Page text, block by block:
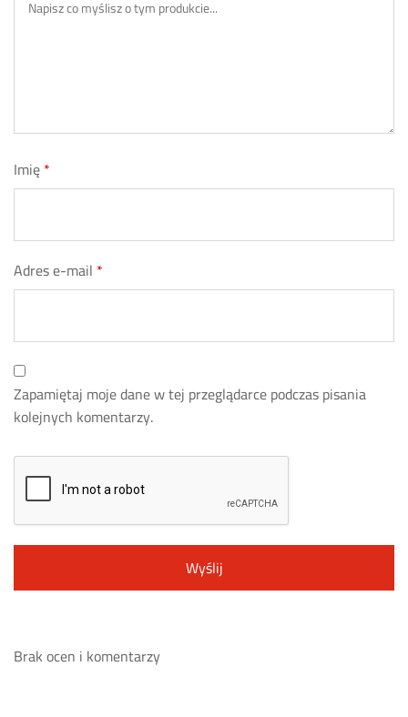
Imię*
Adres e-mail *
Zapamiętaj moje dane w tej przeglądarce podczas pisania
kolejnych komentarzy.
Brak ocen i komentarzy